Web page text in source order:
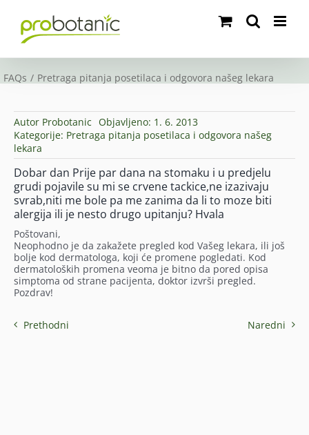
content
FAQs Pretraga pitanja posetilaca i odgovora našeg lekara
Autor Probotanic Objavljeno: 1. 6. 2013
Kategorije: Pretraga pitanja posetilaca i odgovora našeg
lekara
Dobar dan Prije par dana na stomaku i u predjelu
grudi pojavile su mi se crvene tackice,ne izazivaju
svrab,niti me bole pa me zanima da li to moze biti
alergija ili je nesto drugo upitanju? Hvala
Poštovani,
Neophodno je da zakažete pregled kod Vašeg lekara, ili još
bolje kod dermatologa, koji će promene pogledati. Kod
dermatoloških promena veoma je bitno da pored opisa
simptoma od strane pacijenta, doktor izvrši pregled.
Pozdrav!
Prethodni Naredni